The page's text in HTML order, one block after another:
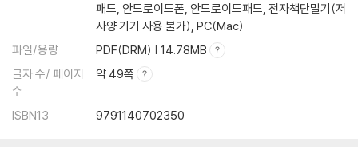
패드, 안드로이드폰, 안드로이드패드, 전자책단말기(저
사양 기기 사용 불가), PC(Mac)
파일/용량
PDF(DRM) | 14.78MB
글자 수/ 페이지
수
약 49쪽
ISBN13 9791140702350